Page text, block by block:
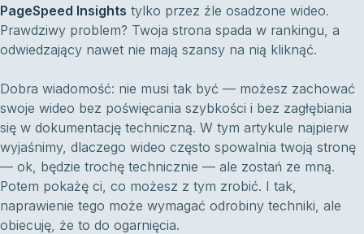
PageSpeed Insights tylko przez źle osadzone wideo.
Prawdziwy problem? Twoja strona spada w rankingu, a
odwiedzający nawet nie mają szansy na nią kliknąć.
Dobra wiadomość: nie musi tak być — możesz zachować
swoje wideo bez poświęcania szybkości i bez zagłębiania
się w dokumentację techniczną. W tym artykule najpierw
wyjaśnimy, dlaczego wideo często spowalnia twoją stronę
— ok, będzie trochę technicznie — ale zostań ze mną.
Potem pokażę ci, co możesz z tym zrobić. I tak,
naprawienie tego może wymagać odrobiny techniki, ale
obiecuję, że to do ogarnięcia.